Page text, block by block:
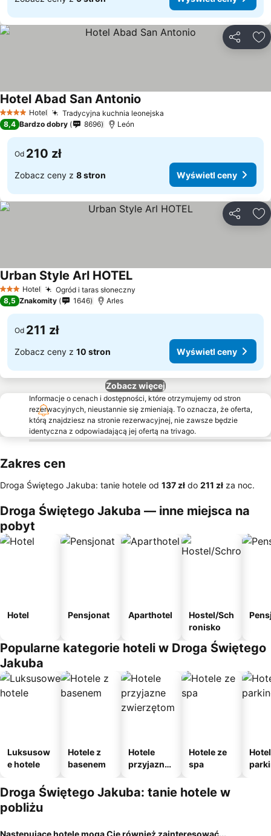
4 KategoriaHotel Tradycyjna kuchnia leonejska
Hotel Abad San Antonio
8,4 Bardzo dobry 8696 León
Od 210 zł
Zobacz ceny z 8 stron Wyświetl ceny
3 Kategoria
Hotel Ogród i taras słoneczny
Urban Style Arl HOTEL
8,5 Znakomity 1646 Arles
Od 211 zł
Zobacz ceny z 10 stron Wyświetl ceny
Zobacz więcej
Informacje o cenach i dostępności, które otrzymujemy od stron
rezerwacyjnych, nieustannie się zmieniają. To oznacza, że oferta,
którą znajdziesz na stronie rezerwacyjnej, nie zawsze będzie
identyczna z odpowiadającą jej ofertą na trivago.
Zakres cen
Droga Świętego Jakuba: tanie hotele od ‎137 zł do ‎211 zł za noc.
Droga Świętego Jakuba — inne miejsca na
pobyt
Hotel Pensjonat Aparthotel
Hostel/Sch
ronisko
Popularne kategorie hoteli w Droga Świętego
Jakuba
Luksusow
e hotele
Hotele z
basenem
Hotele
przyjazne
m
Hotele ze
spa
Droga Świętego Jakuba: tanie hotele w
pobliżu
Następujące hotele mogą Cię również zainteresować...